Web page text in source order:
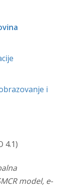
i
4.1)
model, e-